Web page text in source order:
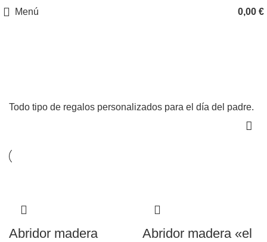
Menú 0,00 €
Todo tipo de regalos personalizados para el día del padre.
Abridor madera
Abridor madera «el